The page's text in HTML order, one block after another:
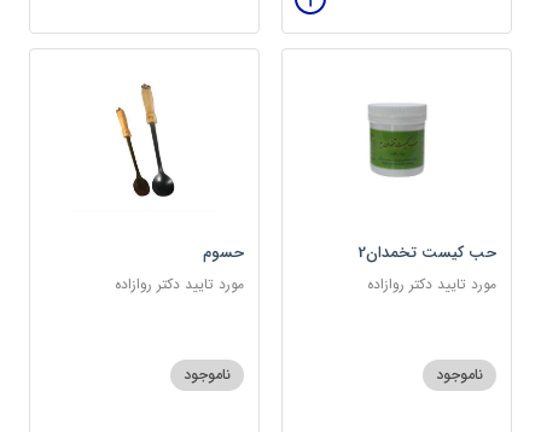
حب کیست تخمدان2
مورد تایید دکتر روازاده
ناموجود
حسوم
مورد تایید دکتر روازاده
ناموجود